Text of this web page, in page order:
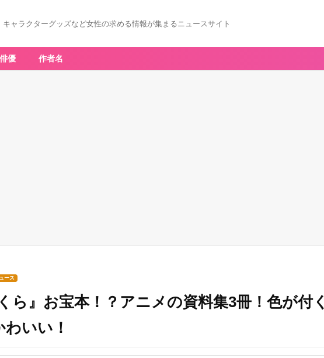
キャラクターグッズなど女性の求める情報が集まるニュースサイト
優 作者名
ース
ら』お宝本！？アニメの資料集3冊！色が付く
いい！